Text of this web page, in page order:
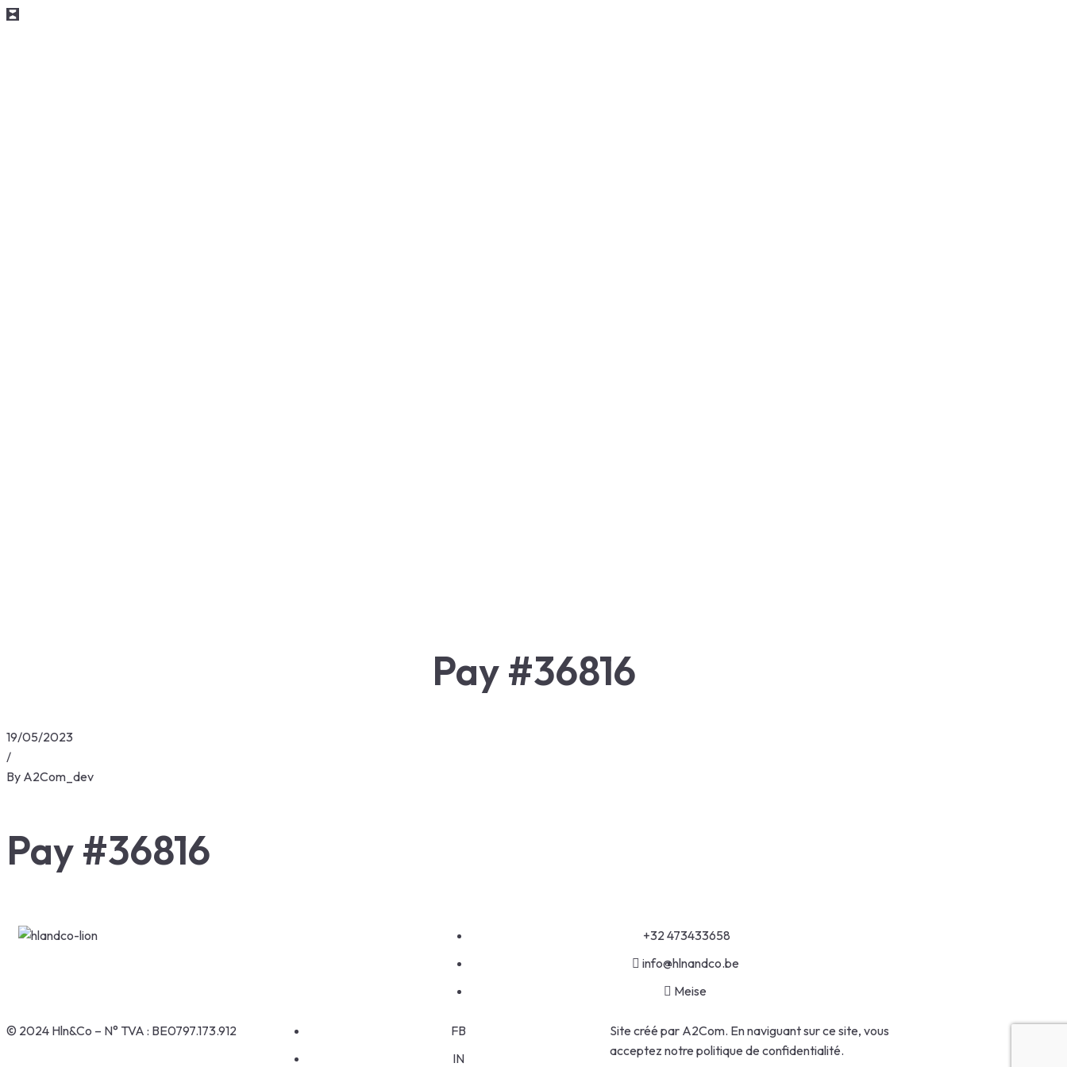
Pay #36816
19/05/2023
/
By A2Com_dev
Pay #36816
+32 473433658
info@hlnandco.be
Meise
© 2024 Hln&Co – N° TVA : BE0797.173.912
FB
IN
Site créé par A2Com. En naviguant sur ce site, vous
acceptez notre politique de confidentialité.